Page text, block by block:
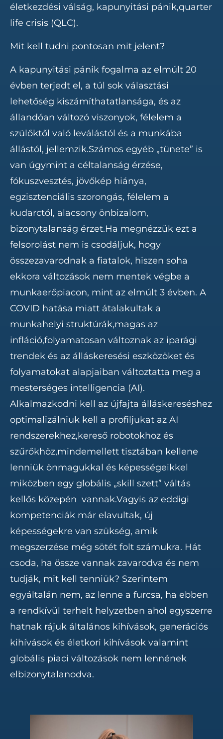
életkezdési válság, kapunyitási pánik,quarter
life crisis (QLC).
Mit kell tudni pontosan mit jelent?
A kapunyitási pánik fogalma az elmúlt 20
évben terjedt el, a túl sok választási
lehetőség kiszámíthatatlansága, és az
állandóan változó viszonyok, félelem a
szülőktől való leválástól és a munkába
állástól, jellemzik.Számos egyéb „tünete” is
van úgymint a céltalanság érzése,
fókuszvesztés, jövőkép hiánya,
egzisztenciális szorongás, félelem a
kudarctól, alacsony önbizalom,
bizonytalanság érzet.Ha megnézzük ezt a
felsorolást nem is csodáljuk, hogy
összezavarodnak a fiatalok, hiszen soha
ekkora változások nem mentek végbe a
munkaerőpiacon, mint az elmúlt 3 évben. A
COVID hatása miatt átalakultak a
munkahelyi struktúrák,magas az
infláció,folyamatosan változnak az iparági
trendek és az álláskeresési eszközöket és
folyamatokat alapjaiban változtatta meg a
mesterséges intelligencia (AI).
Alkalmazkodni kell az újfajta álláskereséshez
optimalizálniuk kell a profiljukat az AI
rendszerekhez,kereső robotokhoz és
szűrőkhöz,mindemellett tisztában kellene
lenniük önmagukkal és képességeikkel
miközben egy globális „skill szett” váltás
kellős közepén vannak.Vagyis az eddigi
kompetenciák már elavultak, új
képességekre van szükség, amik
megszerzése még sötét folt számukra. Hát
csoda, ha össze vannak zavarodva és nem
tudják, mit kell tenniük? Szerintem
egyáltalán nem, az lenne a furcsa, ha ebben
a rendkívül terhelt helyzetben ahol egyszerre
hatnak rájuk általános kihívások, generációs
kihívások és életkori kihívások valamint
globális piaci változások nem lennének
elbizonytalanodva.